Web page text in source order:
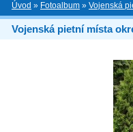
Úvod » Fotoalbum » Vojenská
Vojenská pietní místa